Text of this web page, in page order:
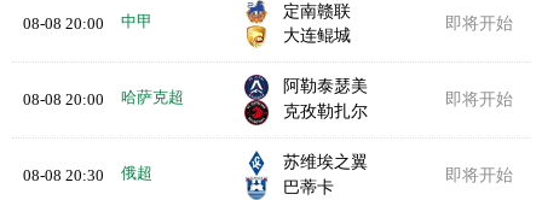
08-08 20:00 中甲
定南赣联
大连鲲城
即将开始
08-08 20:00 哈萨克超
阿勒泰瑟美
克孜勒扎尔
即将开始
08-08 20:30 俄超
苏维埃之翼
巴蒂卡
即将开始